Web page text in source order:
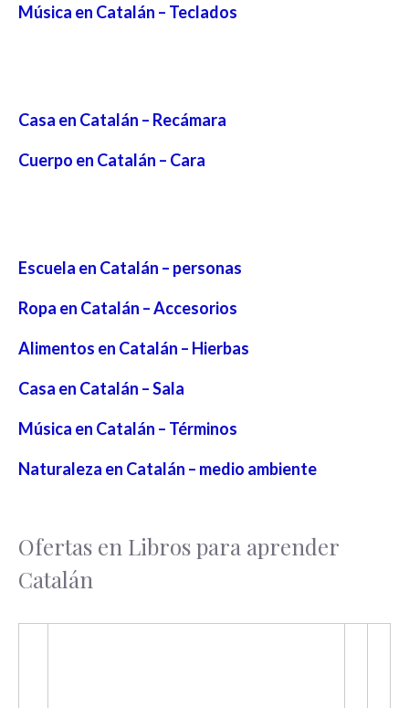
Música en Catalán – Teclados
Casa en Catalán – Recámara
Cuerpo en Catalán – Cara
Escuela en Catalán – personas
Ropa en Catalán – Accesorios
Alimentos en Catalán – Hierbas
Casa en Catalán – Sala
Música en Catalán – Términos
Naturaleza en Catalán – medio ambiente
Ofertas en Libros para aprender
Catalán